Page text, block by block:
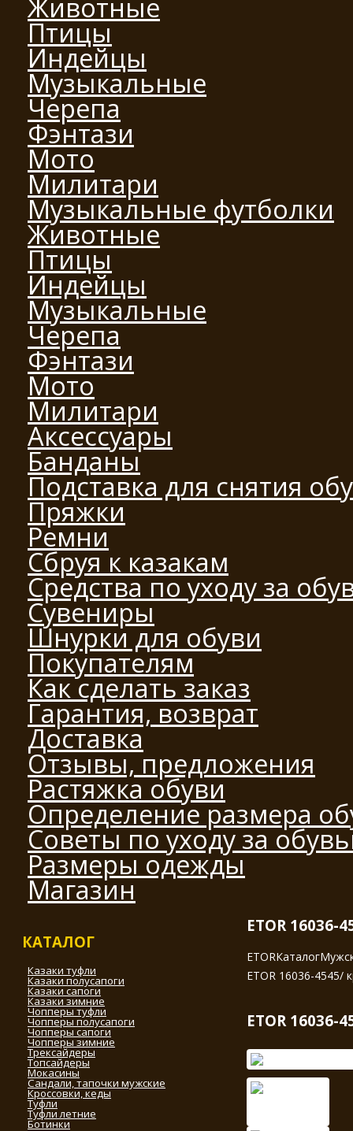
Животные
Птицы
Индейцы
Музыкальные
Черепа
Фэнтази
Мото
Милитари
Музыкальные футболки
Животные
Птицы
Индейцы
Музыкальные
Черепа
Фэнтази
Мото
Милитари
Аксессуары
Банданы
Подставка для снятия
Пряжки
Ремни
Сбруя к казакам
Средства по уходу за
Сувениры
Шнурки для обуви
Покупателям
Как сделать заказ
Гарантия, возврат
Доставка
Отзывы, предложения
Растяжка обуви
Определение размера
Советы по уходу за
Размеры одежды
Магазин
КАТАЛОГ
Казаки туфли
Казаки полусапоги
Казаки сапоги
Казаки зимние
Чопперы туфли
Чопперы полусапоги
Чопперы сапоги
Чопперы зимние
Трексайдеры
Топсайдеры
Мокасины
Сандали, тапочки мужские
Кроссовки, кеды
Туфли
Туфли летние
Ботинки
ETOR 16036-
ETORКаталог
ETOR 16036-4545/
ETOR 16036-